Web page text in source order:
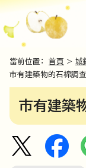
當前位置： 首頁 > 城
市有建築物的石棉調
市有建築